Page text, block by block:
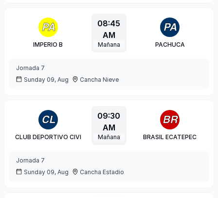
IMPERIO B
08:45
AM
Mañana PACHUCA
Jornada 7
Sunday 09, Aug
Cancha Nieve
CLUB DEPORTIVO CIVI
09:30
AM
Mañana BRASIL ECATEPEC
Jornada 7
Sunday 09, Aug
Cancha Estadio